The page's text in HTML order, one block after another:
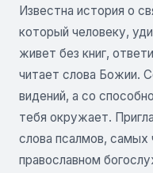
Известна история о
который человеку,
живет без книг,
читает слова Божии.
видений, а со
тебя окружает.
слова псалмов, самых
православном